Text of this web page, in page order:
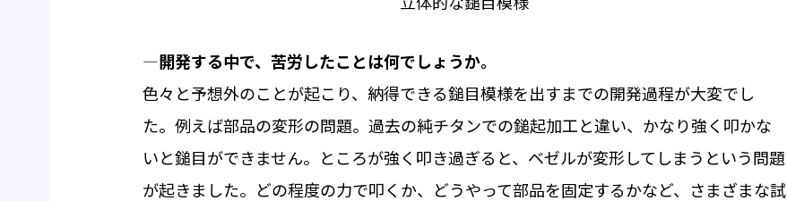
―開発する中で、苦労したことは何でしょうか。
色々と予想外のことが起こり、納得できる鎚目模様を出すまでの開発過程が大変でし
た。例えば部品の変形の問題。過去の純チタンでの鎚起加工と違い、かなり強く叩かな
いと鎚目ができません。ところが強く叩き過ぎると、ベゼルが変形してしまうという問題
が起きました。どの程度の力で叩くか、どうやって部品を固定するかなど、さまざまな試